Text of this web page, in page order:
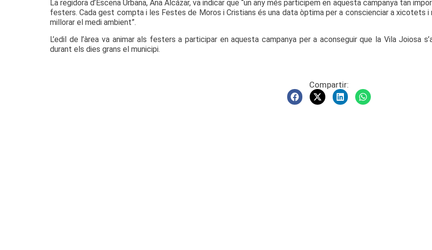
La regidora d’Escena Urbana, Ana Alcázar, va indicar que “un any més participem en aquesta campanya tan
festers. Cada gest compta i les Festes de Moros i Cristians és una data òptima per a conscienciar a xicotets
millorar el medi ambient”.
L’edil de l’àrea va animar als festers a participar en aquesta campanya per a aconseguir que la Vila Joiosa
durant els dies grans el municipi.
Compartir: